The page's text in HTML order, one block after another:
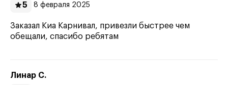
5
8 февраля 2025
Заказал Киа Карнивал, привезли быстрее чем
обещали, спасибо ребятам
Линар С.